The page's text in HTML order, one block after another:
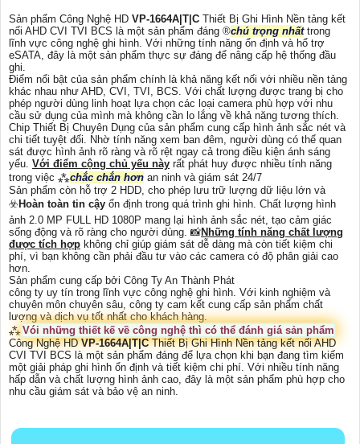
Sản phẩm Công Nghệ HD VP-1664A|T|C Thiết Bị Ghi Hình Nền tảng kết
nối AHD CVI TVI BCS là một sản phẩm đáng ®️chú trọng nhấttrong
lĩnh vực công nghệ ghi hình. Với những tính năng ổn định và hổ trợ
eSATA, đây là một sản phẩm thực sự đáng để nâng cấp hệ thống đầu
ghi.
Điểm nổi bật của sản phẩm chính là khả năng kết nối với nhiều nền tảng
khác nhau như AHD, CVI, TVI, BCS. Với chất lượng được trang bị cho
phép người dùng linh hoạt lựa chọn các loại camera phù hợp với nhu
cầu sử dụng của mình mà không cần lo lắng về khả năng tương thích.
Chip Thiết Bị Chuyên Dụng của sản phẩm cung cấp hình ảnh sắc nét và
chi tiết tuyệt đối. Nhờ tính năng xem ban đêm, người dùng có thể quan
sát được hình ảnh rõ ràng và rõ rệt ngay cả trong điều kiện ánh sáng
yếu. Với điểm cộng chủ yếu này rất phát huy được nhiều tính năng
trong việc ⁂chắc chắn hơn an ninh và giám sát 24/7
Sản phẩm còn hỗ trợ 2 HDD, cho phép lưu trữ lượng dữ liệu lớn và
☣️ Hoàn toàn tin cậy ổn định trong quá trình ghi hình. Chất lượng hình
ảnh 2.0 MP FULL HD 1080P mang lại hình ảnh sắc nét, tạo cảm giác
sống động và rõ ràng cho người dùng. 📸Những tính năng chất lượng
được tích hợp không chỉ giúp giám sát dễ dàng mà còn tiết kiệm chi
phí, vì bạn không cần phải đầu tư vào các camera có độ phân giải cao
hơn.
Sản phẩm cung cấp bởi Công Ty An Thành Phát
công ty uy tín trong lĩnh vực công nghệ ghi hình. Với kinh nghiệm và
chuyên môn chuyên sâu, công ty cam kết cung cấp sản phẩm chất
lượng và dịch vụ tốt nhất cho khách hàng.
⁂Vói những thiết kế về công nghệ thì có thể đánh giá sản phẩm
Công Nghệ HDVP-1664A|T|CThiết Bị Ghi Hình Nền tảng kết nối AHD
CVI TVI BCS là một sản phẩm đáng để lựa chọn khi bạn đang tìm kiếm
một giải pháp ghi hình ổn định và tiết kiệm chi phí. Với nhiều tính năng
hấp dẫn và chất lượng hình ảnh cao, đây là một sản phẩm phù hợp cho
nhu cầu giám sát và bảo vệ an ninh.